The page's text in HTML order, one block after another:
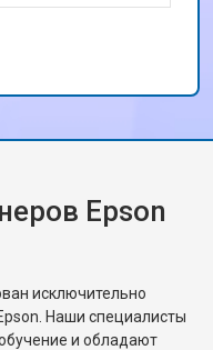
Спасибо за
Epson
исключительно
Наши специалисты
и обладают